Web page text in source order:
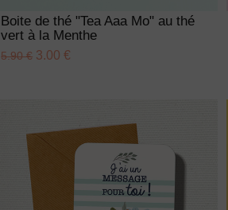
Boite de thé "Tea Aaa Mo" au thé
vert à la Menthe
5.90 € 3.00 €